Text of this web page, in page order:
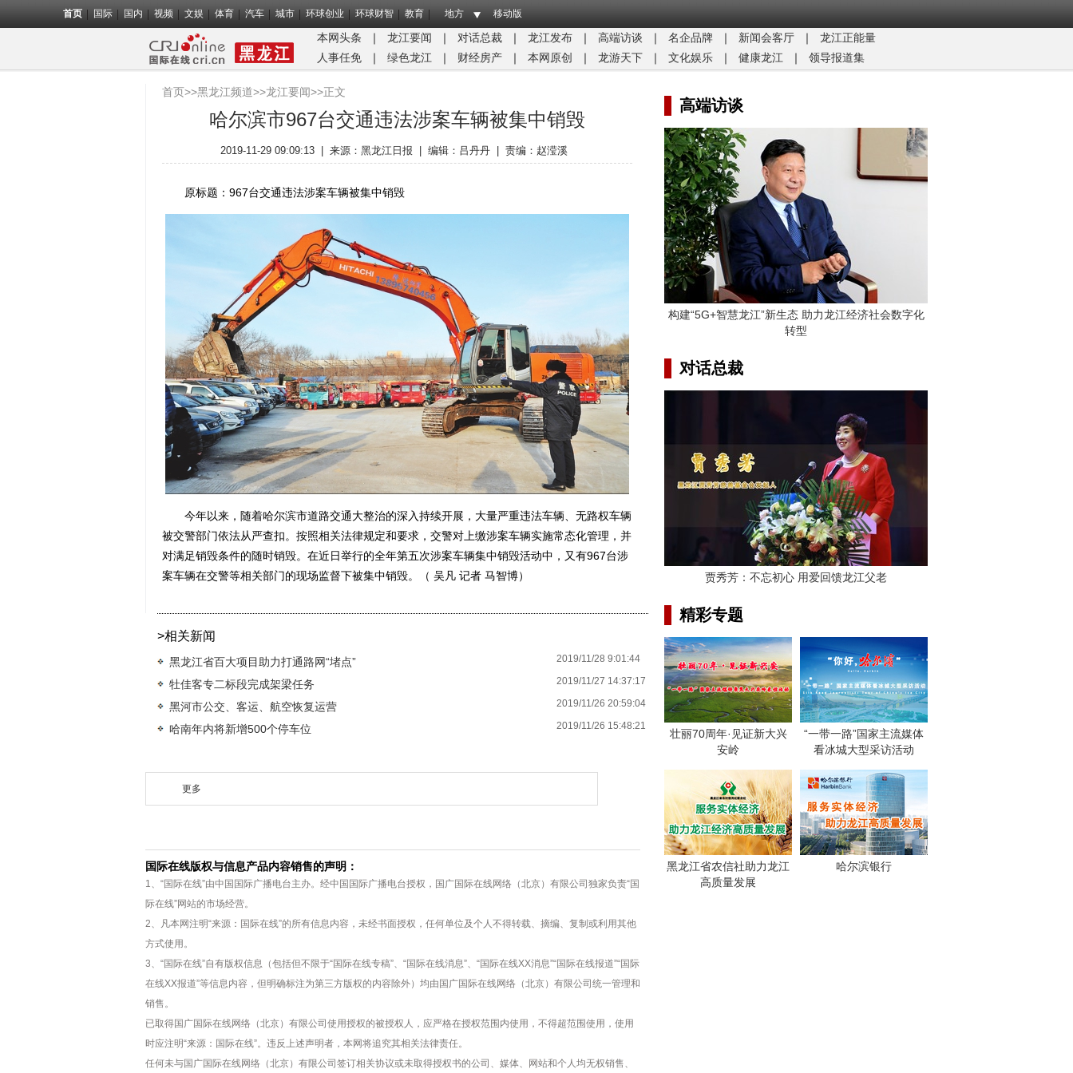
首页 国际 国内 视频 文娱 体育 汽车 城市 环球创业 环球财智 教育 地方 移动版
本网头条 ｜ 龙江要闻 ｜ 对话总裁 ｜ 龙江发布 ｜ 高端访谈 ｜ 名企品牌 ｜ 新闻会客厅 ｜
龙江正能量​
人事任免
｜ 绿色龙江 ｜ 财经房产 ｜ 本网原创 ｜ 龙游天下 ｜ 文化娱乐 ｜ 健康龙江 ｜ 领导报道集
首页>>黑龙江频道>>龙江要闻>>正文
哈尔滨市967台交通违法涉案车辆被集中销毁
2019-11-29 09:09:13 来源： 黑龙江日报 编辑：吕丹丹 责编：赵滢溪
原标题：967台交通违法涉案车辆被集中销毁
今年以来，随着哈尔滨市道路交通大整治的深入持续开展，大量严重违法车辆、无路权车辆
被交警部门依法从严查扣。按照相关法律规定和要求，交警对上缴涉案车辆实施常态化管理，并
对满足销毁条件的随时销毁。在近日举行的全年第五次涉案车辆集中销毁活动中，又有967台涉
案车辆在交警等相关部门的现场监督下被集中销毁。（ 吴凡 记者 马智博）
>相关新闻
黑龙江省百大项目助力打通路网“堵点” 2019/11/28 9:01:44
牡佳客专二标段完成架梁任务 2019/11/27 14:37:17
黑河市公交、客运、航空恢复运营 2019/11/26 20:59:04
哈南年内将新增500个停车位 2019/11/26 15:48:21
更多
国际在线版权与信息产品内容销售的声明：
1、“国际在线”由中国国际广播电台主办。经中国国际广播电台授权，国广国际在线网络（北京）有限公司独家负责“国
际在线”网站的市场经营。
2、凡本网注明“来源：国际在线”的所有信息内容，未经书面授权，任何单位及个人不得转载、摘编、复制或利用其他
方式使用。
3、“国际在线”自有版权信息（包括但不限于“国际在线专稿”、“国际在线消息”、“国际在线XX消息”“国际在线报道”“国际
在线XX报道”等信息内容，但明确标注为第三方版权的内容除外）均由国广国际在线网络（北京）有限公司统一管理和
销售。
已取得国广国际在线网络（北京）有限公司使用授权的被授权人，应严格在授权范围内使用，不得超范围使用，使用
时应注明“来源：国际在线”。违反上述声明者，本网将追究其相关法律责任。
任何未与国广国际在线网络（北京）有限公司签订相关协议或未取得授权书的公司、媒体、网站和个人均无权销售、
高端访谈
构建“5G+智慧龙江”新生态 助力龙江经济社会数字化
转型
对话总裁
贾秀芳：不忘初心 用爱回馈龙江父老
精彩专题
壮丽70周年·见证新大兴
安岭
“一带一路”国家主流媒体
看冰城大型采访活动
黑龙江省农信社助力龙江
高质量发展
哈尔滨银行